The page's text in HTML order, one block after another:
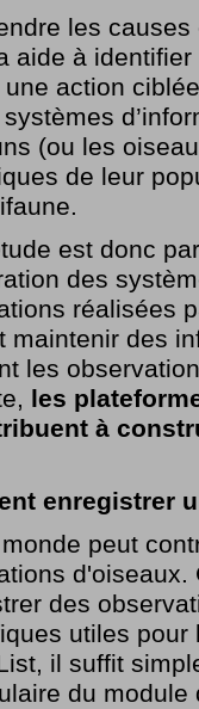
les
aide à
une action
(ou les
de leur
est donc
des
réalisées
maintenir des
les
les
à
enregistrer
peut
des
utiles pour
il suffit
du module